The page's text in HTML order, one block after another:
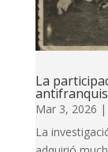
La
Mar 3, 2026 |
La